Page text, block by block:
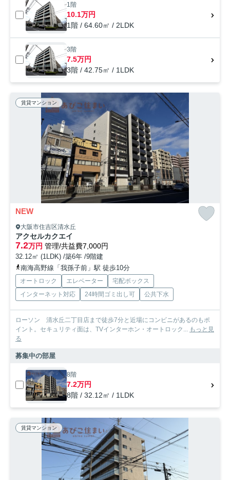
1階
10.1万円
1階 / 64.60㎡ / 2LDK
3階
7.5万円
3階 / 42.75㎡ / 1LDK
賃貸マンション
NEW
大阪市住吉区清水丘
アクセルカクエイ
7.2万円 管理/共益費7,000円
32.12㎡ (1LDK) /築6年 /9階建
南海高野線「我孫子前」駅 徒歩10分
オートロック エレベーター
宅配ボックス
インターネット対応
24時間ゴミ出し可 公共下水
ローソン 清水丘二丁目店まで徒歩7分と近場にコンビニがあるのもポ
イント。セキュリティ面は、TVインターホン・オートロック...
もっと見
る
募集中の部屋
8階
7.2万円
8階 / 32.12㎡ / 1LDK
賃貸マンション